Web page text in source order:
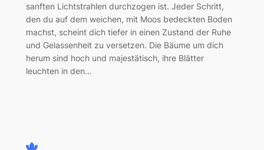
sanften Lichtstrahlen durchzogen ist. Jeder Schritt,
den du auf dem weichen, mit Moos bedeckten Boden
machst, scheint dich tiefer in einen Zustand der Ruhe
und Gelassenheit zu versetzen. Die Bäume um dich
herum sind hoch und majestätisch, ihre Blätter
leuchten in den…